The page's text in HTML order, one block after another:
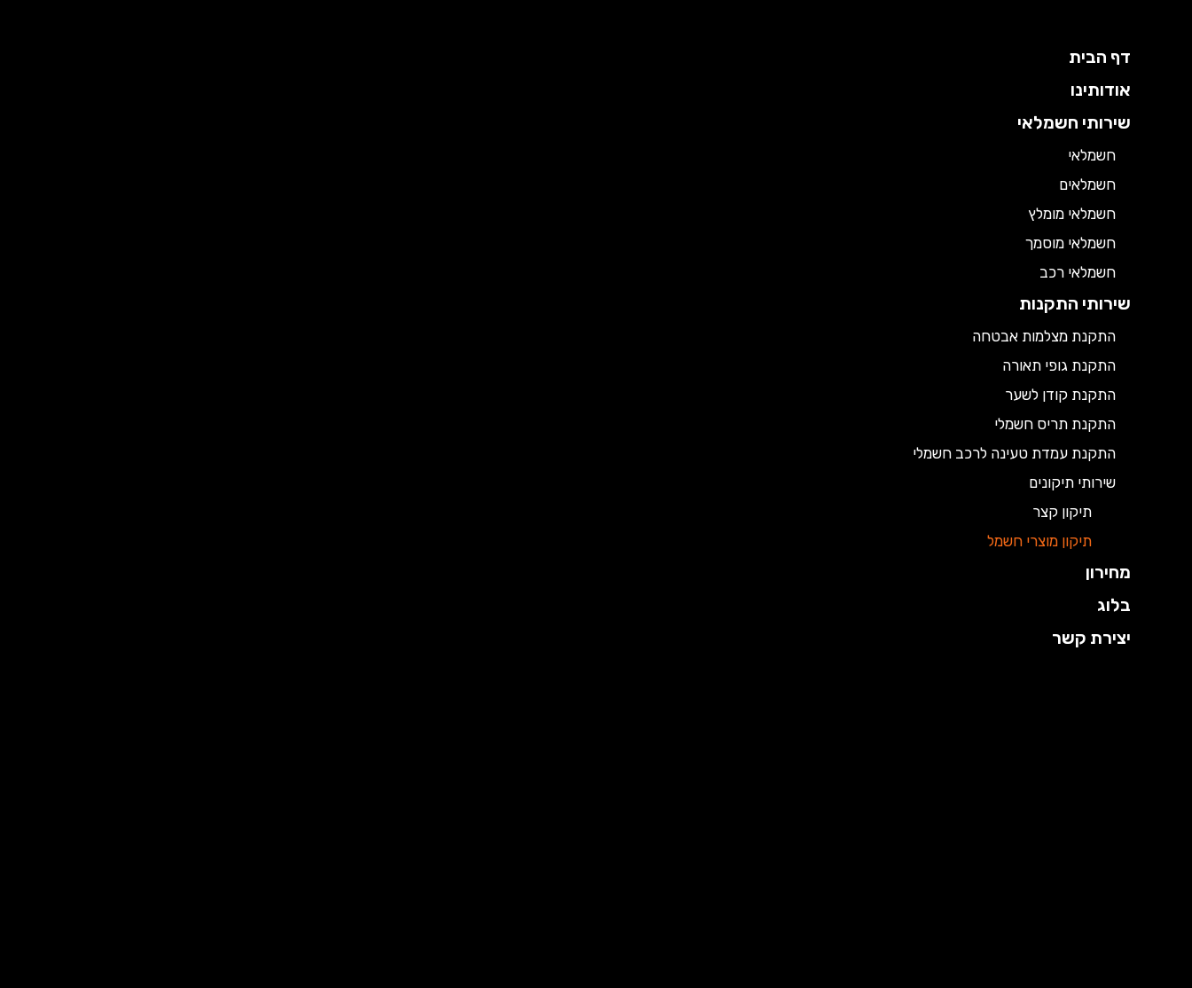
דף הבית
אודותינו
שירותי חשמלאי
חשמלאי
חשמלאים
חשמלאי מומלץ
חשמלאי מוסמך
חשמלאי רכב
שירותי התקנות
התקנת מצלמות אבטחה
התקנת גופי תאורה
התקנת קודן לשער
התקנת תריס חשמלי
התקנת עמדת טעינה לרכב חשמלי
שירותי תיקונים
תיקון קצר
תיקון מוצרי חשמל
מחירון
בלוג
יצירת קשר